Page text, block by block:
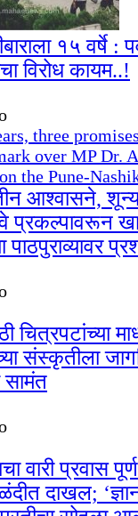
१५ वर्षे :
विरोध कायम..!
आश्वासने,
प्रकल्पावरून
पाठपुराव्यावर
चित्रपटांच्या
संस्कृतीला
सामंत
वारी प्रवास
दाखल;